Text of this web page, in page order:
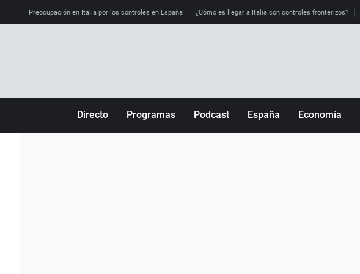
Preocupación en Italia por los controles en España ¿Cómo es llegar a Italia con controles fronterizos?
Directo Programas Podcast España Economía